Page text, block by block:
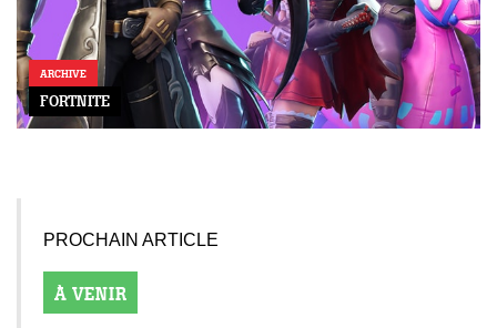
ARCHIVE
FORTNITE
PROCHAIN ARTICLE
À VENIR